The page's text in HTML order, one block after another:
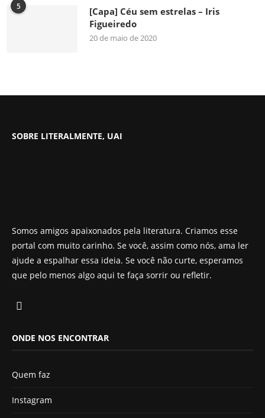
5
[Capa] Céu sem estrelas – Iris
Figueiredo
20 de maio de 2020
SOBRE LITERALMENTE, UAI
Somos amigos apaixonados pela literatura. Criamos esse
portal com muito carinho. Se você, assim como nós, ama ler
ajude a espalhar essa ideia. Se você não curte, esperamos
que pelo menos algo aqui te faça sorrir ou refletir.
ONDE NOS ENCONTRAR
Quem faz
Instagram